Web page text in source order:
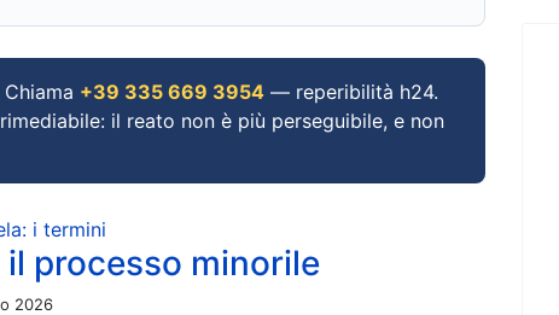
Chiama +39 335 669 3954 — reperibilità h24.
il reato non è più perseguibile, e non
i termini
processo minorile
2026